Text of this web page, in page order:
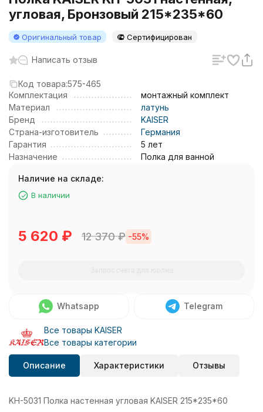
угловая, Бронзовый 215*235*60
Оригинальный товар Сертифицирован
Написать отзыв
Код товара:575-465
Комплектация
монтажный комплект
Материал
латунь
Бренд
KAISER
Страна-изготовитель
Германия
Гарантия
5 лет
Назначение
Полка для ванной
Наличие на складе:
В наличии
5 620 ₽ 12 370₽ -55%
Whatsapp Telegram
Все товары KAISER
Все товары категории
Описание Характеристики Отзывы
KH-5031 Полка настенная угловая KAISER 215*235*60